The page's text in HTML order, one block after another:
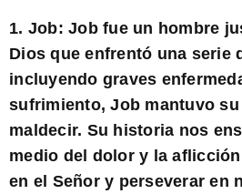
1. Job: Job fue un hombre
Dios que enfrentó una serie
incluyendo graves
sufrimiento, Job mantuvo
maldecir. Su historia nos
medio del dolor y la
en el Señor y perseverar en